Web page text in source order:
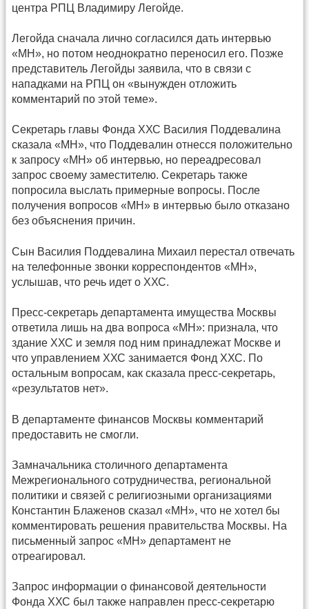
центра РПЦ Владимиру Легойде.
Легойда сначала лично согласился дать интервью
«МН», но потом неоднократно переносил его. Позже
представитель Легойды заявила, что в связи с
нападками на РПЦ он «вынужден отложить
комментарий по этой теме».
Секретарь главы Фонда ХХС Василия Поддевалина
сказала «МН», что Поддевалин отнесся положительно
к запросу «МН» об интервью, но переадресовал
запрос своему заместителю. Секретарь также
попросила выслать примерные вопросы. После
получения вопросов «МН» в интервью было отказано
без объяснения причин.
Сын Василия Поддевалина Михаил перестал отвечать
на телефонные звонки корреспондентов «МН»,
услышав, что речь идет о ХХС.
Пресс-секретарь департамента имущества Москвы
ответила лишь на два вопроса «МН»: признала, что
здание ХХС и земля под ним принадлежат Москве и
что управлением ХХС занимается Фонд ХХС. По
остальным вопросам, как сказала пресс-секретарь,
«результатов нет».
В департаменте финансов Москвы комментарий
предоставить не смогли.
Замначальника столичного департамента
Межрегионального сотрудничества, региональной
политики и связей с религиозными организациями
Константин Блаженов сказал «МН», что не хотел бы
комментировать решения правительства Москвы. На
письменный запрос «МН» департамент не
отреагировал.
Запрос информации о финансовой деятельности
Фонда ХХС был также направлен пресс-секретарю